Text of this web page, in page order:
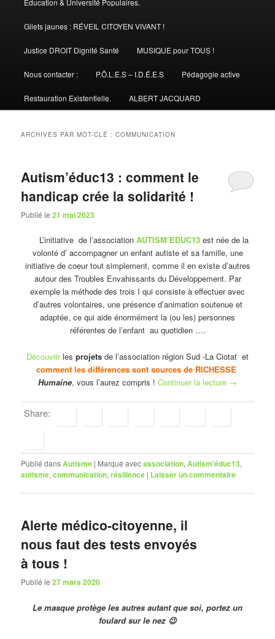
Gilets jaunes : RÉVEIL CITOYEN VIVANT !
Justice DROIT Dignité Santé MUSIQUE pour TOUS !
Nous contacter : P.Ô.L.E.S – I.D.É.E.S Pédagogie active
Restauration Existentielle. ALBERT JACQUARD
ARCHIVES PAR MOT-CLÉ :COMMUNICATION
Autism’éduc13 : comment le
handicap crée la solidarité !
Publié le21 mai 2023
L’initiative de l’association AUTISM’EDUC13est née de la
volonté d’ accompagner un enfant autiste et sa famille, une
initiative de coeur tout simplement, comme il en existe d’autres
autour des Troubles Envahissants du Développement. Par
exemple la méthode des trois I qui consiste à effectuer avec
d’autres volontaires, une présence d’animation soutenue et
adaptée, ce qui aide énormément la (ou les) personnes
référentes de l’enfant au quotidien ….
Découvrirles projets de l’association région Sud -La Ciotat et
comment les différences sont sources de RICHESSE
Humaine, vous l’aurez compris ! Continuer la lecture →
Share:
Publié dansAutisme | Marqué avecassociation,Autism'éduc13,
autisme,communication,résilience | Laisser un commentaire
Alerte médico-citoyenne, il
nous faut des tests envoyés
à tous !
Publié le27 mars 2020
Le masque protège les autres autant que soi, portez un
foulard sur le nez 😉